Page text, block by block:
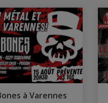
à Varennes